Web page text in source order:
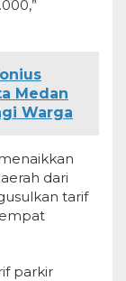
Medan
Warga
dari
tarif
parkir